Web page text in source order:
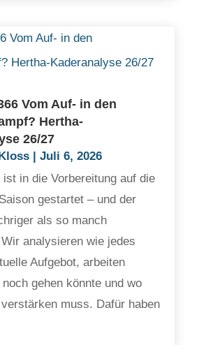
Vom Auf- in den
Hertha-
26/27
| Juli 6, 2026
ist in die Vorbereitung auf die
gestartet – und der
als so manch
analysieren wie jedes
Aufgebot, arbeiten
gehen könnte und wo
muss. Dafür haben